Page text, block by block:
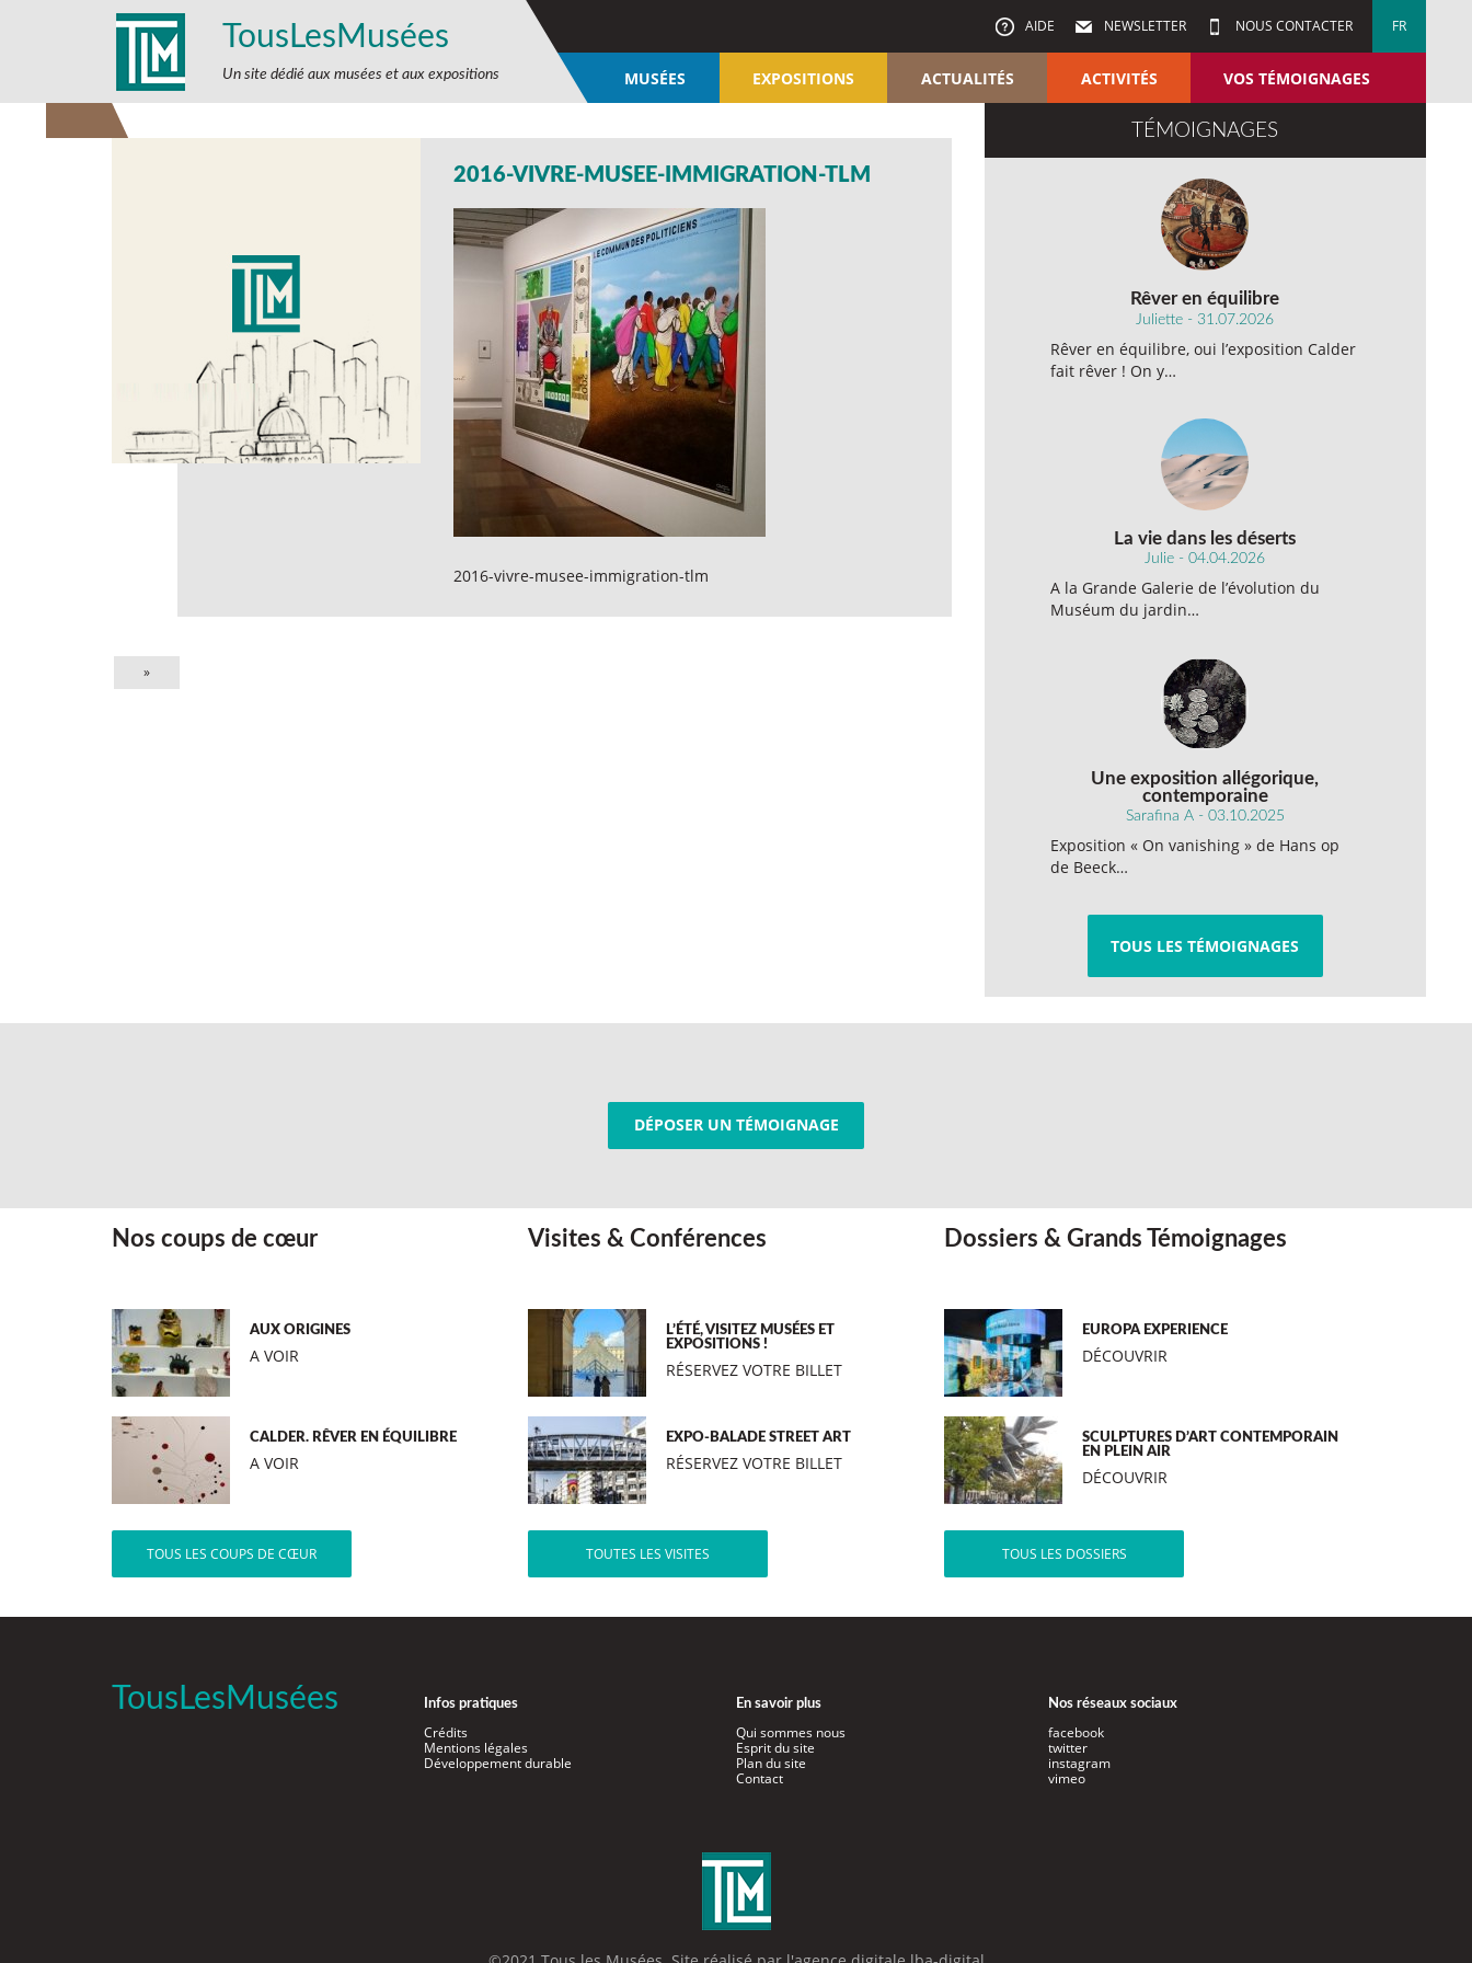
TousLesMusées
Un site dédié aux musées et aux expositions
AIDE NEWSLETTER NOUS CONTACTER FR
MUSÉES EXPOSITIONS ACTUALITÉS ACTIVITÉS VOS TÉMOIGNAGES
2016-VIVRE-MUSEE-IMMIGRATION-TLM
2016-vivre-musee-immigration-tlm
»
TÉMOIGNAGES
Rêver en équilibre
Juliette - 31.07.2026
Rêver en équilibre, oui l’exposition Calder
fait rêver ! On y…
La vie dans les déserts
Julie - 04.04.2026
A la Grande Galerie de l’évolution du
Muséum du jardin…
Une exposition allégorique,
contemporaine
Sarafina A - 03.10.2025
Exposition « On vanishing » de Hans op
de Beeck…
TOUS LES TÉMOIGNAGES
DÉPOSER UN TÉMOIGNAGE
Nos coups de cœur
AUX ORIGINES
A VOIR
CALDER. RÊVER EN ÉQUILIBRE
A VOIR
TOUS LES COUPS DE CŒUR
Visites & Conférences
L’ÉTÉ, VISITEZ MUSÉES ET
EXPOSITIONS !
RÉSERVEZ VOTRE BILLET
EXPO-BALADE STREET ART
RÉSERVEZ VOTRE BILLET
TOUTES LES VISITES
Dossiers & Grands Témoignages
EUROPA EXPERIENCE
DÉCOUVRIR
SCULPTURES D’ART CONTEMPORAIN
EN PLEIN AIR
DÉCOUVRIR
TOUS LES DOSSIERS
TousLesMusées Infos pratiques
Crédits
Mentions légales
Développement durable
En savoir plus
Qui sommes nous
Esprit du site
Plan du site
Contact
Nos réseaux sociaux
facebook
twitter
instagram
vimeo